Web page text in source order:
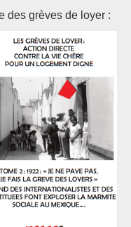
des grèves de loyer :